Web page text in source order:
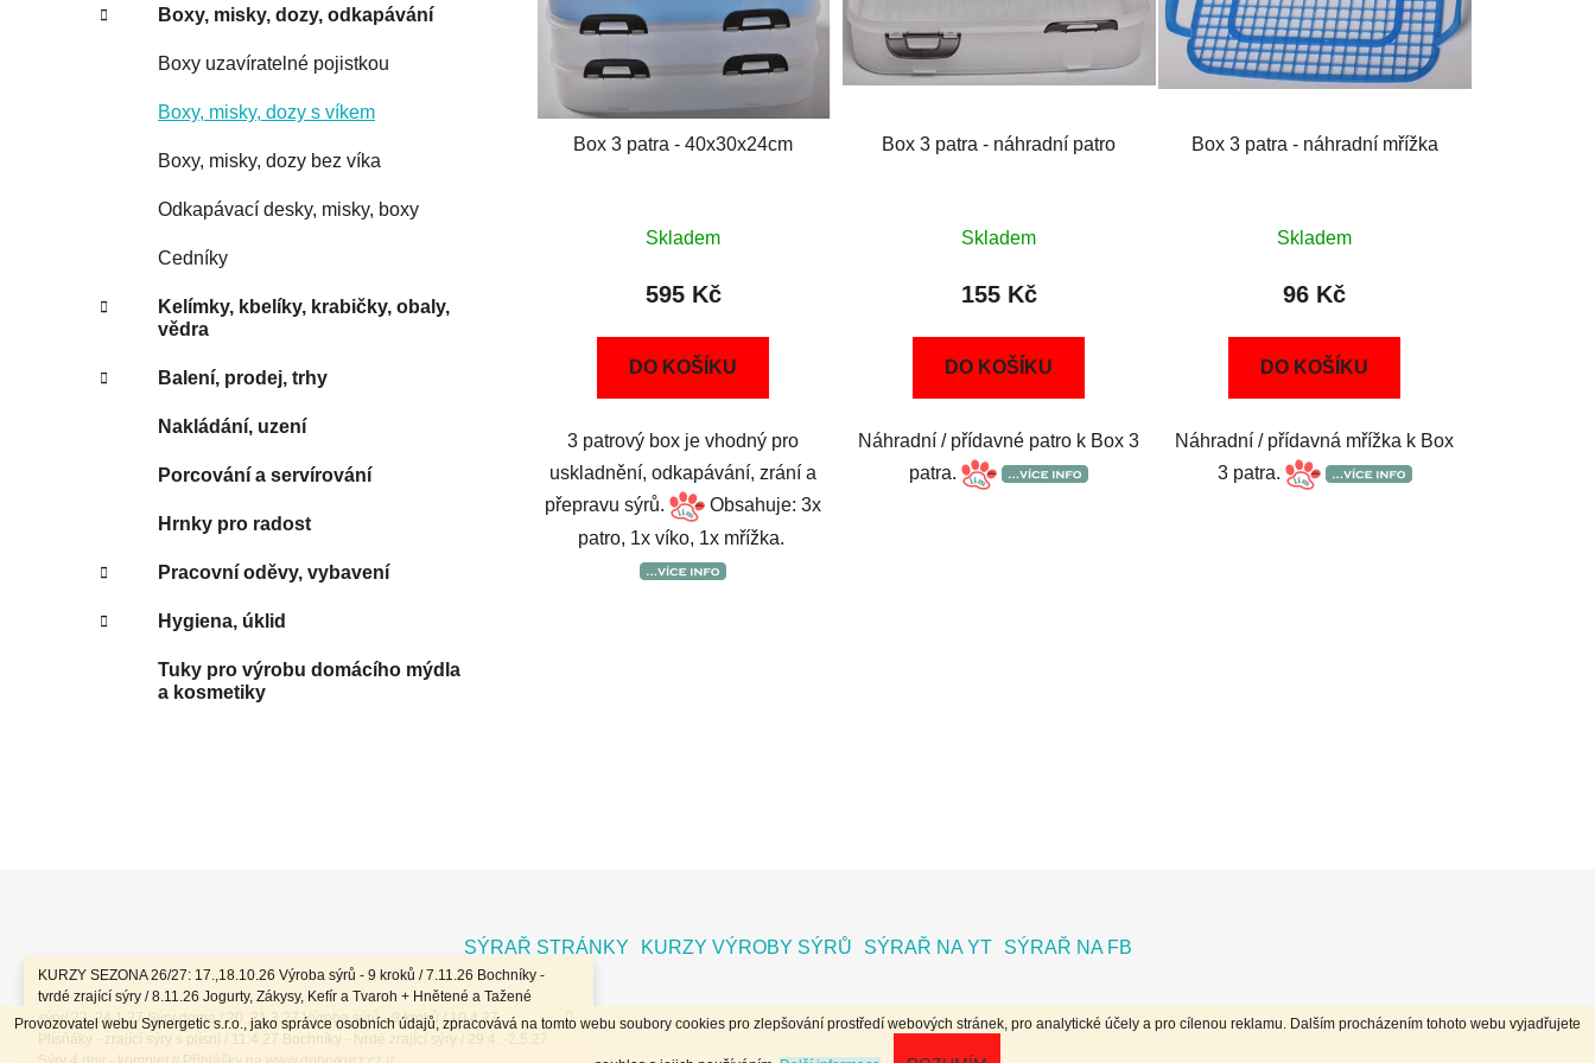
Provozovatel webu Synergetic s.r.o., jako správce osobních údajů, zpracovává na tomto webu soubory cookies pro zlepšování prostředí webových stránek, pro analytické účely a pro cílenou reklamu. Dalším procházením tohoto webu vyjadřujete
KURZY SEZONA 26/27: 17.,18.10.26 Výroba sýrů - 9 kroků / 7.11.26 Bochníky -
tvrdé zrající sýry / 8.11.26 Jogurty, Zákysy, Kefír a Tvaroh + Hnětené a Tažené
sýry/ 23.,24.1.27 Sýry doma / 20.,21.3.27 Výroba sýrů - 9 kroků / 10.4.27
Boxy, misky, dozy, odkapávání
Boxy uzavíratelné pojistkou
Boxy, misky, dozy s víkem
Boxy, misky, dozy bez víka
Odkapávací desky, misky, boxy
Cedníky
Kelímky, kbelíky, krabičky, obaly,
vědra
Balení, prodej, trhy
Nakládání, uzení
Porcování a servírování
Hrnky pro radost
Pracovní oděvy, vybavení
Hygiena, úklid
Tuky pro výrobu domácího mýdla
a kosmetiky
Box 3 patra - 40x30x24cm
Skladem
595 Kč
DO KOŠÍKU
3 patrový box je vhodný pro
uskladnění, odkapávání, zrání a
přepravu sýrů.
Obsahuje: 3x
patro, 1x víko, 1x mřížka.
Box 3 patra - náhradní patro
Skladem
155 Kč
DO KOŠÍKU
Náhradní / přídavné patro k Box 3
patra.
Box 3 patra - náhradní mřížka
Skladem
96 Kč
DO KOŠÍKU
Náhradní / přídavná mřížka k Box
3 patra.
a
SÝRAŘ STRÁNKY KURZY VÝROBY SÝRŮ SÝRAŘ NA YT SÝRAŘ NA FB